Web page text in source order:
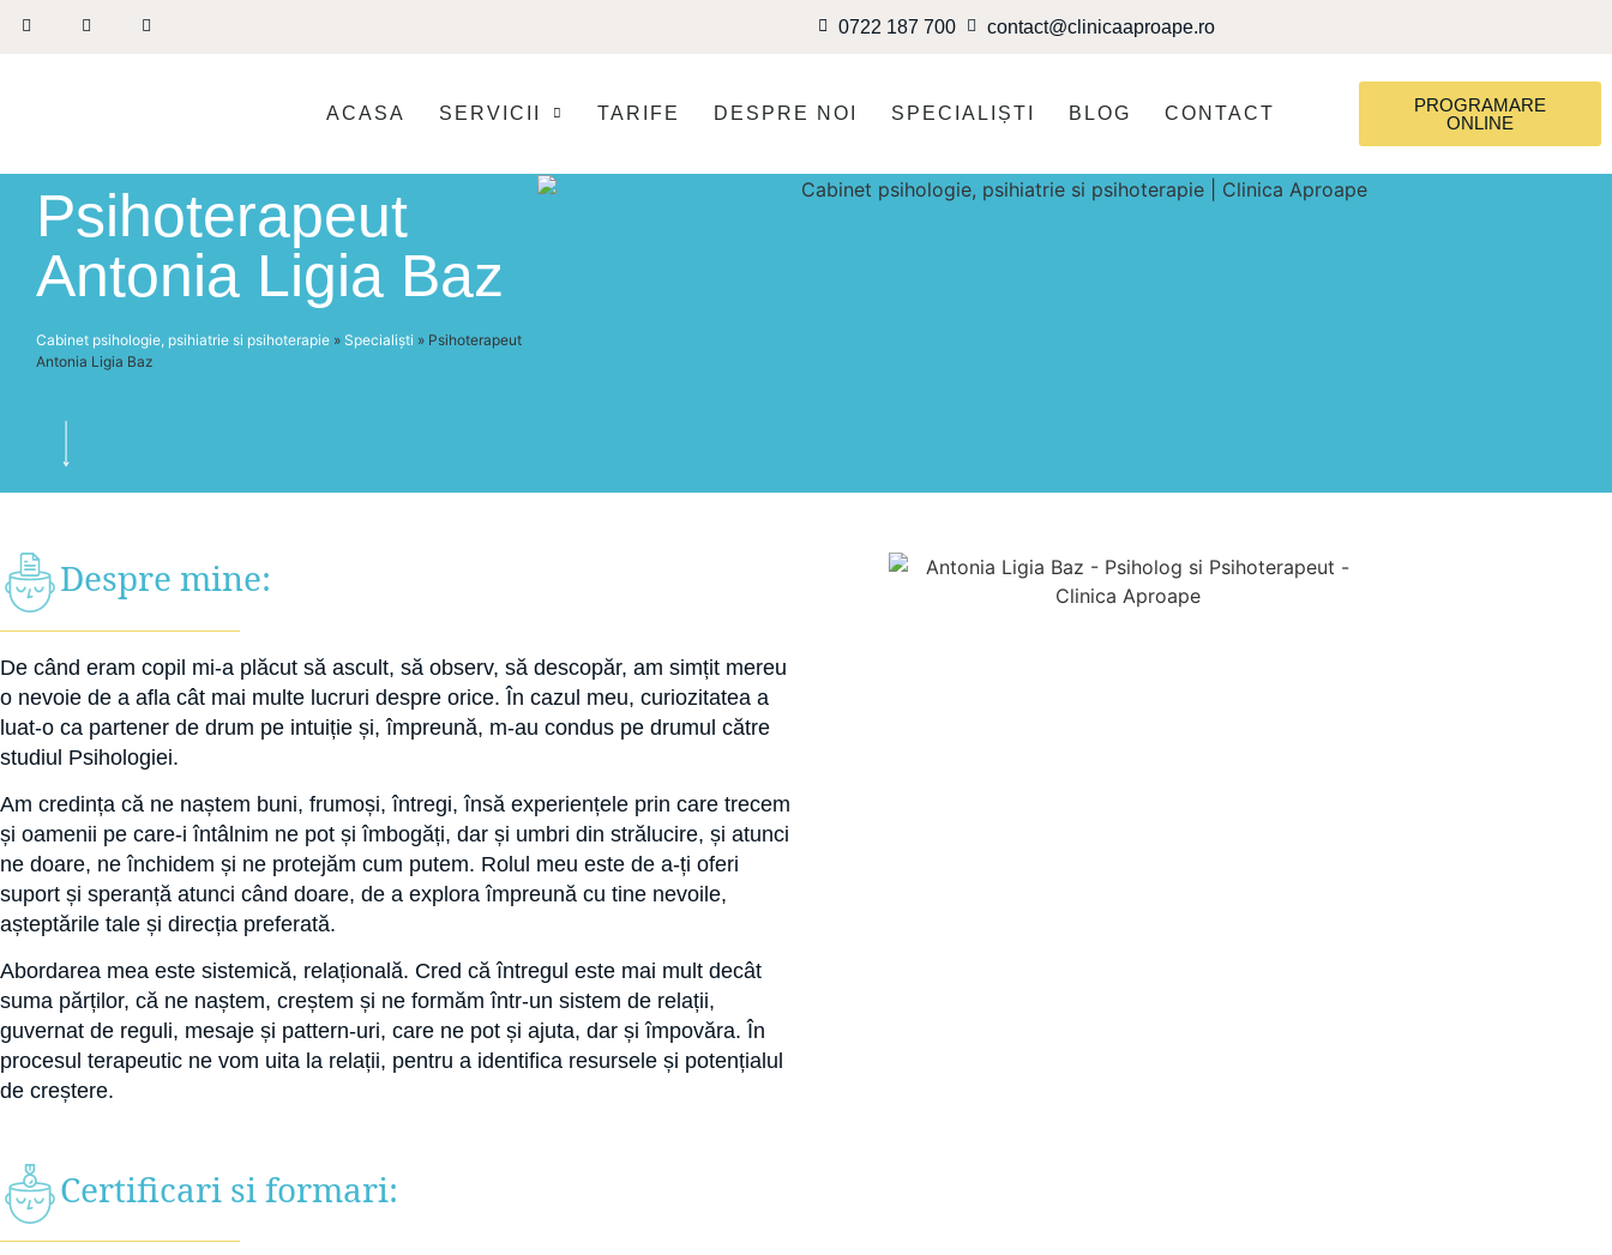
0722 187 700 contact@clinicaaproape.ro
ACASA SERVICII TARIFE DESPRE NOI SPECIALIȘTI BLOG CONTACT
PROGRAMARE
ONLINE
Psihoterapeut
Antonia Ligia Baz
Cabinet psihologie, psihiatrie si psihoterapie » Specialiști » Psihoterapeut
Antonia Ligia Baz
Despre mine:
De când eram copil mi-a plăcut să ascult, să observ, să descopăr, am simțit mereu
o nevoie de a afla cât mai multe lucruri despre orice. În cazul meu, curiozitatea a
luat-o ca partener de drum pe intuiție și, împreună, m-au condus pe drumul către
studiul Psihologiei.
Am credința că ne naștem buni, frumoși, întregi, însă experiențele prin care trecem
și oamenii pe care-i întâlnim ne pot și îmbogăți, dar și umbri din strălucire, și atunci
ne doare, ne închidem și ne protejăm cum putem. Rolul meu este de a-ți oferi
suport și speranță atunci când doare, de a explora împreună cu tine nevoile,
așteptările tale și direcția preferată.
Abordarea mea este sistemică, relațională. Cred că întregul este mai mult decât
suma părților, că ne naștem, creștem și ne formăm într-un sistem de relații,
guvernat de reguli, mesaje și pattern-uri, care ne pot și ajuta, dar și împovăra. În
procesul terapeutic ne vom uita la relații, pentru a identifica resursele și potențialul
de creștere.
Certificari si formari: